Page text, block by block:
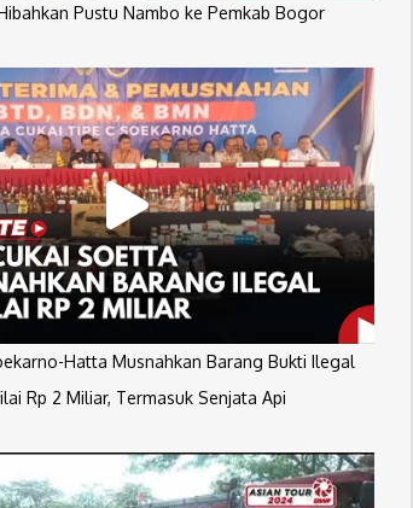
Pustu Nambo ke Pemkab Bogor
Hatta Musnahkan Barang Bukti Ilegal
Rp 2 Miliar, Termasuk Senjata Api